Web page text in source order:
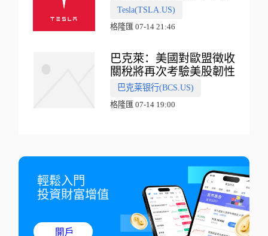
會有‘史詩級震撼’的演示
Tesla(TSLA.US)
格隆匯 07-14 21:46
巴克萊：美國對歐盟徵收
關稅將再次考驗美股韌性
巴克莱银行(BCS.US)
格隆匯 07-14 19:00
輕鬆入門
投資財富增值
開戶